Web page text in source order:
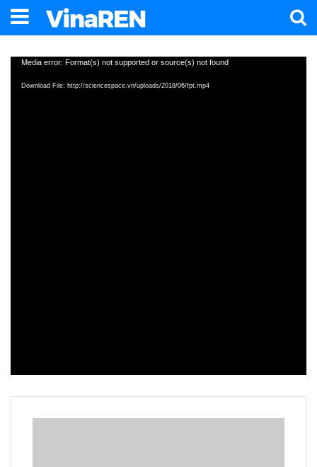
Video
Media error: Format(s) not supported or source(s) not found
Download File: http://sciencespace.vn/uploads/2018/06/fpt.mp4